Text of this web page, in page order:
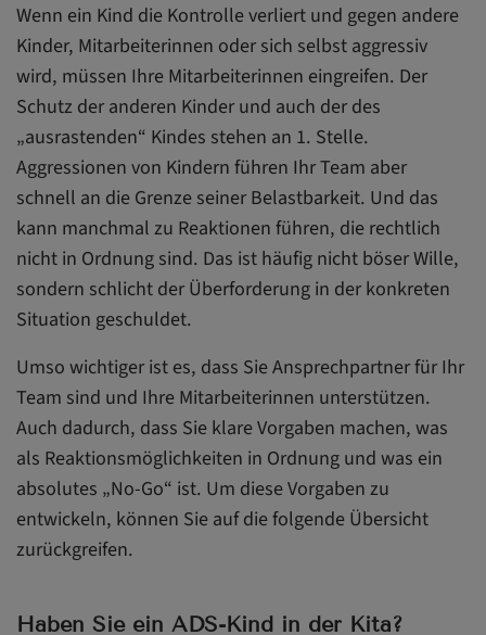
Wenn ein Kind die Kontrolle verliert und gegen andere
Kinder, Mitarbeiterinnen oder sich selbst aggressiv
wird, müssen Ihre Mitarbeiterinnen eingreifen. Der
Schutz der anderen Kinder und auch der des
„ausrastenden“ Kindes stehen an 1. Stelle.
Aggressionen von Kindern führen Ihr Team aber
schnell an die Grenze seiner Belastbarkeit. Und das
kann manchmal zu Reaktionen führen, die rechtlich
nicht in Ordnung sind. Das ist häufig nicht böser Wille,
sondern schlicht der Überforderung in der konkreten
Situation geschuldet.
Umso wichtiger ist es, dass Sie Ansprechpartner für Ihr
Team sind und Ihre Mitarbeiterinnen unterstützen.
Auch dadurch, dass Sie klare Vorgaben machen, was
als Reaktionsmöglichkeiten in Ordnung und was ein
absolutes „No-Go“ ist. Um diese Vorgaben zu
entwickeln, können Sie auf die folgende Übersicht
zurückgreifen.
Haben Sie ein ADS-Kind in der Kita?